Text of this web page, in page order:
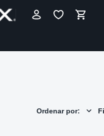
Ordenar por: